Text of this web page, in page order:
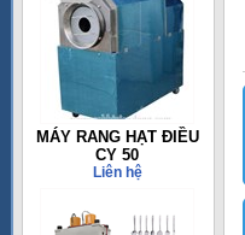
MÁY RANG HẠT ĐIỀU
CY 50
Liên hệ